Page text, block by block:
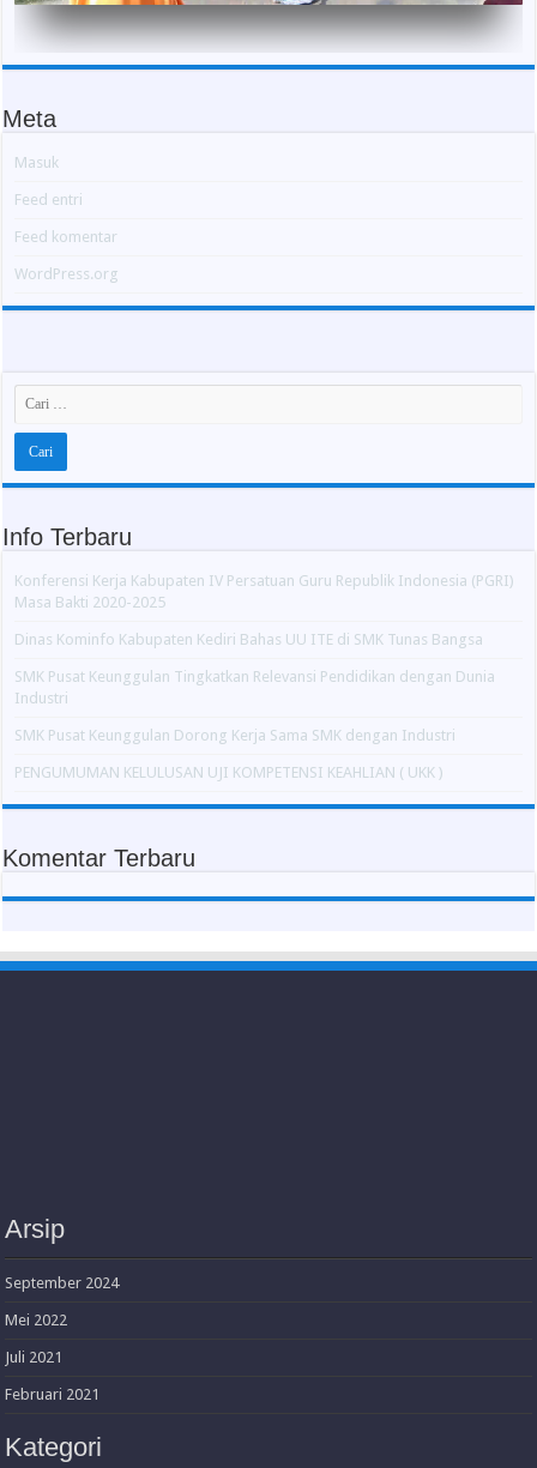
Meta
Masuk
Feed entri
Feed komentar
WordPress.org
Info Terbaru
Konferensi Kerja Kabupaten IV Persatuan Guru Republik Indonesia (PGRI)
Masa Bakti 2020-2025
Dinas Kominfo Kabupaten Kediri Bahas UU ITE di SMK Tunas Bangsa
SMK Pusat Keunggulan Tingkatkan Relevansi Pendidikan dengan Dunia
Industri
SMK Pusat Keunggulan Dorong Kerja Sama SMK dengan Industri
PENGUMUMAN KELULUSAN UJI KOMPETENSI KEAHLIAN ( UKK )
Komentar Terbaru
Arsip
September 2024
Mei 2022
Juli 2021
Februari 2021
Kategori